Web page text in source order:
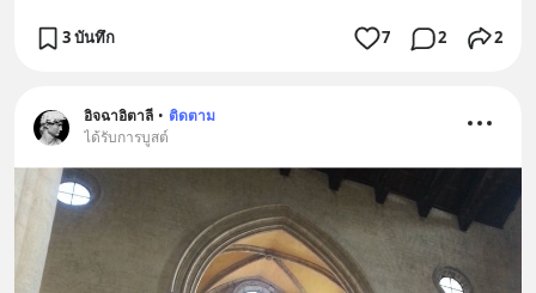
3 บันทึก 7 2 2
อิจฉาอิตาลี • ติดตาม
ได้รับการบูสต์